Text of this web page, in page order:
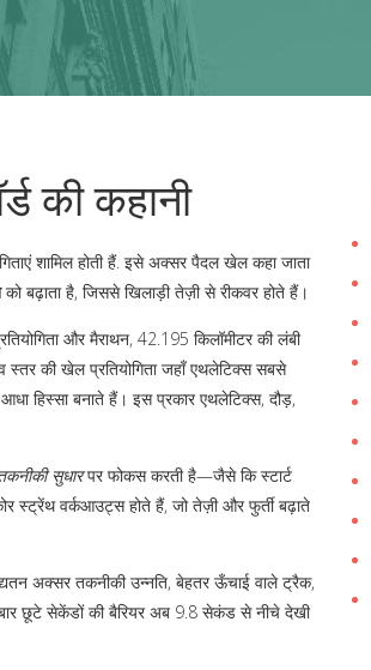
की कहानी
शामिल होती हैं. इसे अक्सरपैदल खेलकहा जाता
को बढ़ाता है, जिससे खिलाड़ी तेज़ी से रीकवर होते हैं।
औरमैराथन, 42.195 किलॉमीटर की लंबी
स्तर की खेल प्रतियोगिता जहाँ एथलेटिक्स सबसे
हिस्सा बनाते हैं। इस प्रकार एथलेटिक्स, दौड़,
सुधारपर फोकस करती है—जैसे कि स्टार्ट
स्ट्रेंथ वर्कआउट्स होते हैं, जो तेज़ी और फुर्ती बढ़ाते
अक्सर तकनीकी उन्नति, बेहतर ऊँचाई वाले ट्रैक,
बार छूटे सेकेंडों की बैरियर अब 9.8 सेकंड से नीचे देखी